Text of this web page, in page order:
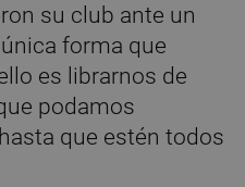
su club ante un
forma que
es librarnos de
podamos
que estén todos